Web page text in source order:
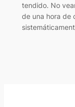
tendido. No
de una hora de